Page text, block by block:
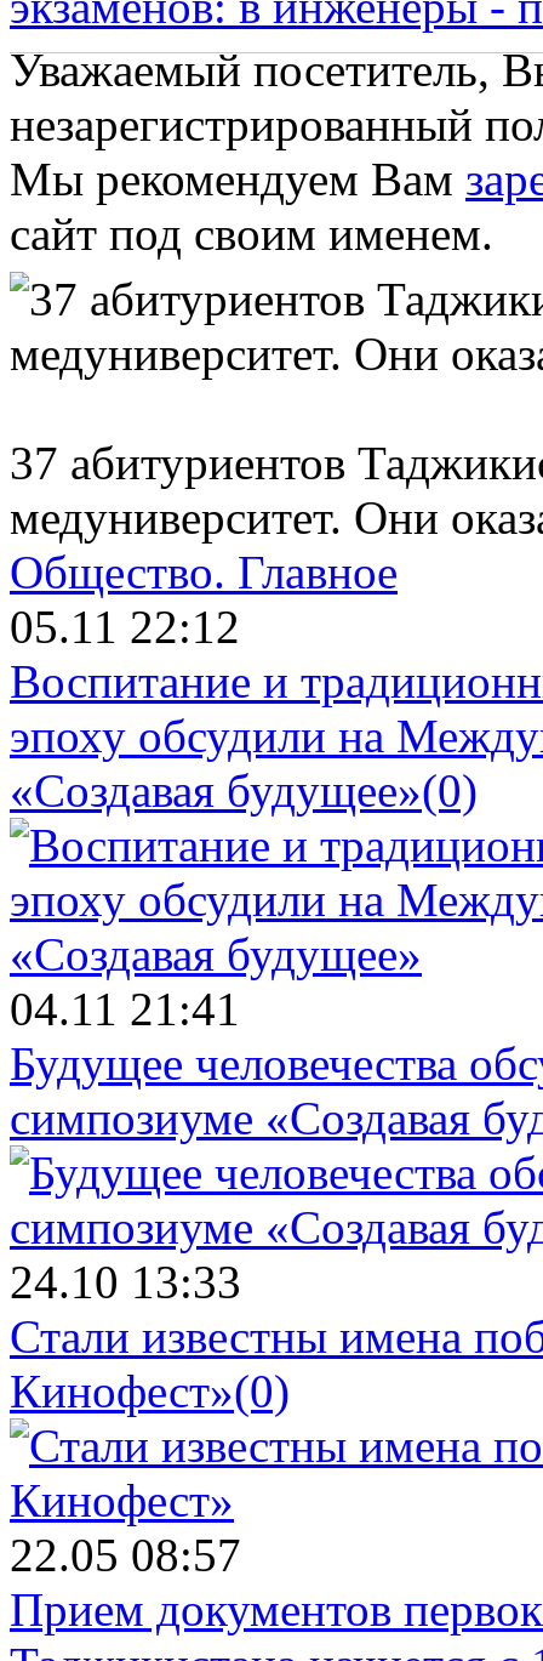
Уважаемый посетитель,
незарегистрированный
Мы рекомендуем Вам
сайт под своим именем.
37 абитуриентов
медуниверситет. Они
Общество. Главное
05.11 22:12
Воспитание и
эпоху обсудили на
«Создавая будущее»(0)
04.11 21:41
Будущее человечества
симпозиуме «Создавая
24.10 13:33
Стали известны имена
Кинофест»(0)
22.05 08:57
Прием документов